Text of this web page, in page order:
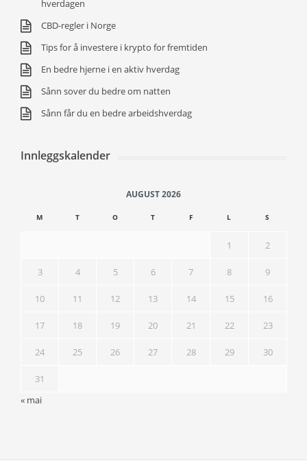
hverdagen
CBD-regler i Norge
Tips for å investere i krypto for fremtiden
En bedre hjerne i en aktiv hverdag
Sånn sover du bedre om natten
Sånn får du en bedre arbeidshverdag
Innleggskalender
AUGUST 2026
M T O T F L S
1 2
3 4 5 6 7 8 9
10 11 12 13 14 15 16
17 18 19 20 21 22 23
24 25 26 27 28 29 30
31
« mai